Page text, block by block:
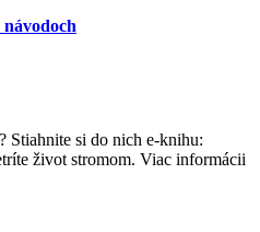
návodoch
Stiahnite si do nich e-knihu:
život stromom. Viac informácii